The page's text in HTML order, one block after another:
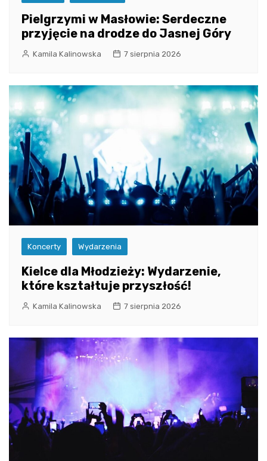
Pielgrzymi w Masłowie: Serdeczne
przyjęcie na drodze do Jasnej Góry
Kamila Kalinowska 7 sierpnia 2026
Koncerty Wydarzenia
Kielce dla Młodzieży: Wydarzenie,
które kształtuje przyszłość!
Kamila Kalinowska 7 sierpnia 2026